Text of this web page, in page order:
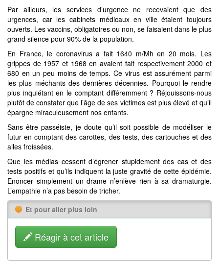
Par ailleurs, les services d’urgence ne recevaient que des
urgences, car les cabinets médicaux en ville étaient toujours
ouverts. Les vaccins, obligatoires ou non, se faisaient dans le plus
grand silence pour 90% de la population.
En France, le coronavirus a fait 1640 m/Mh en 20 mois. Les
grippes de 1957 et 1968 en avaient fait respectivement 2000 et
680 en un peu moins de temps. Ce virus est assurément parmi
les plus méchants des dernières décennies. Pourquoi le rendre
plus inquiétant en le comptant différemment ? Réjouissons-nous
plutôt de constater que l’âge de ses victimes est plus élevé et qu’il
épargne miraculeusement nos enfants.
Sans être passéiste, je doute qu’il soit possible de modéliser le
futur en comptant des carottes, des tests, des cartouches et des
ailes froissées.
Que les médias cessent d’égrener stupidement des cas et des
tests positifs et qu’ils indiquent la juste gravité de cette épidémie.
Enoncer simplement un drame n’enlève rien à sa dramaturgie.
L’empathie n’a pas besoin de tricher.
Et pour aller plus loin
Réagir à cet article